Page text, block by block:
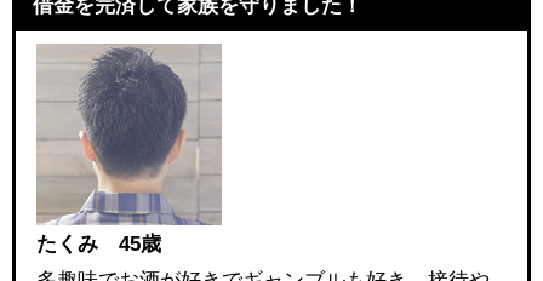
たくみ 45歳